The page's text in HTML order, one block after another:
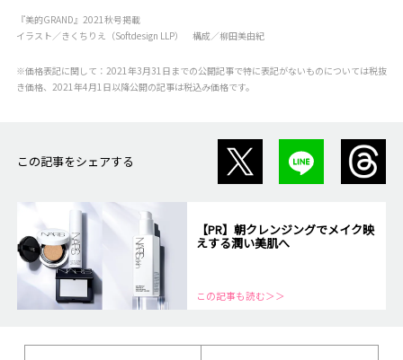
『美的GRAND』2021秋号掲載
イラスト／きくちりえ（Softdesign LLP） 構成／柳田美由紀
※価格表記に関して：2021年3月31日までの公開記事で特に表記がないものについては税抜
き価格、2021年4月1日以降公開の記事は税込み価格です。
この記事をシェアする
【PR】朝クレンジングでメイク映
えする潤い美肌へ
この記事も読む＞＞